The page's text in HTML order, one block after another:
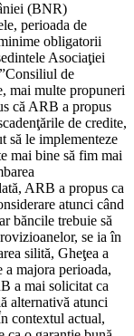
(BNR)
perioada de
obligatorii
Asociaţiei
de
mai multe propuneri
că ARB a propus
de credite,
să le implementeze
mai bine să fim mai
ARB a propus ca
atunci când
băncile trebuie să
se ia în
silită, Gheţea a
a majora perioada,
a mai solicitat ca
alternativă atunci
contextul actual,